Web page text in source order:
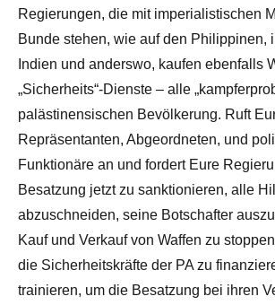
Regierungen, die mit imperialistischen
Bunde stehen, wie auf den Philippinen,
Indien und anderswo, kaufen ebenfalls
„Sicherheits“-Dienste – alle
palästinensischen Bevölkerung. Ruft
Repräsentanten, Abgeordneten, und
Funktionäre an und fordert Eure
Besatzung jetzt zu sanktionieren, alle
abzuschneiden, seine Botschafter
Kauf und Verkauf von Waffen zu
die Sicherheitskräfte der PA zu
trainieren, um die Besatzung bei ihren